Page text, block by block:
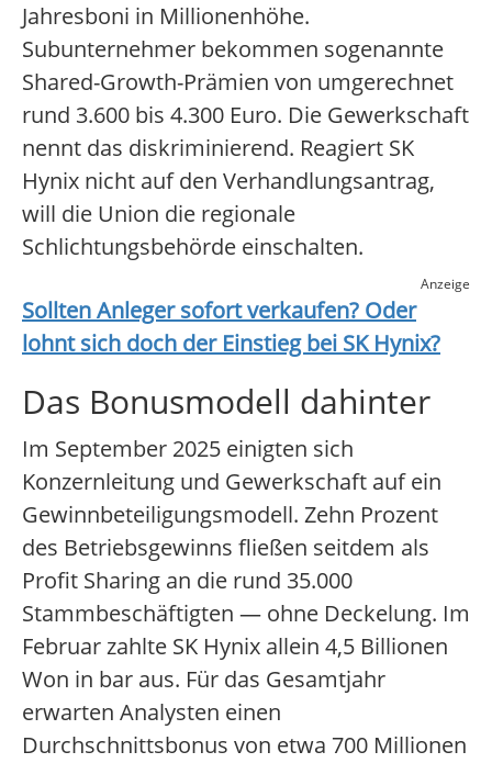
Jahresboni in Millionenhöhe.
Subunternehmer bekommen sogenannte
Shared-Growth-Prämien von umgerechnet
rund 3.600 bis 4.300 Euro. Die Gewerkschaft
nennt das diskriminierend. Reagiert SK
Hynix nicht auf den Verhandlungsantrag,
will die Union die regionale
Schlichtungsbehörde einschalten.
Anzeige
Sollten Anleger sofort verkaufen? Oder
lohnt sich doch der Einstieg bei SK Hynix?
Das Bonusmodell dahinter
Im September 2025 einigten sich
Konzernleitung und Gewerkschaft auf ein
Gewinnbeteiligungsmodell. Zehn Prozent
des Betriebsgewinns fließen seitdem als
Profit Sharing an die rund 35.000
Stammbeschäftigten — ohne Deckelung. Im
Februar zahlte SK Hynix allein 4,5 Billionen
Won in bar aus. Für das Gesamtjahr
erwarten Analysten einen
Durchschnittsbonus von etwa 700 Millionen